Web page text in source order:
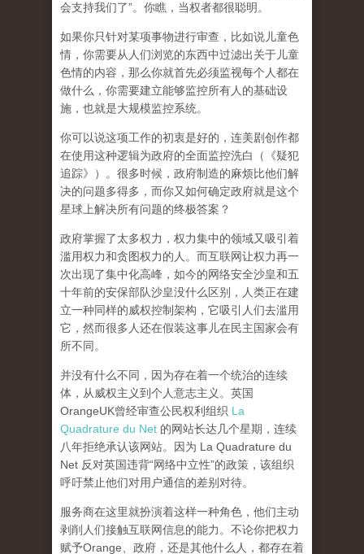
会支持我们了”。你瞧，当权者都很聪明。
如果你只针对某项事物进行审查，比如说儿童色
情，你需要从人们浏览的东西中过滤出关于儿童
色情的内容，那么你就首先必须监视每个人都在
做什么，你需要建立能够监控所有人的基础设
施，也就是大规模监控系统。
你可以说这项工作的初衷是好的，连美剧创作都
在使用这种逻辑为政府的全面监控洗白（《疑犯
追踪》）。 很多时候，政府制造的麻烦比他们解
决的问题多得多，而你又如何确定政府就是这个
星球上解决所有问题的终极答案？
政府掌握了太多权力，权力集中的领域又吸引着
滥用权力和贪图权力的人。而互联网让权力再一
次出现了集中化高峰， 如今的网络安全沙皇和五
十年前的安保部队沙皇没什么区别，人类正在建
立一种同样的威权控制架构，它吸引人们去滥用
它，然而很多人还在假装这事儿在民主国家会有
所不同。
并没有什么不同，因为存在着一个统治的连续
体，从威权主义到个人意志主义。英国
OrangeUK曾经审查公民权利组织 La
Quadrature du Net 的网站长达几个星期，连续
八年拒绝承认该网站。因为 La Quadrature du
Net 反对英国违背“网络中立性”的政策，该组织
呼吁禁止他们对用户通信的差别对待。
服务商在这里就扮演着这样一种角色，他们主动
剥削人们接触互联网信息的能力。不论你把权力
赋予Orange、政府，还是其他什么人，都存在着